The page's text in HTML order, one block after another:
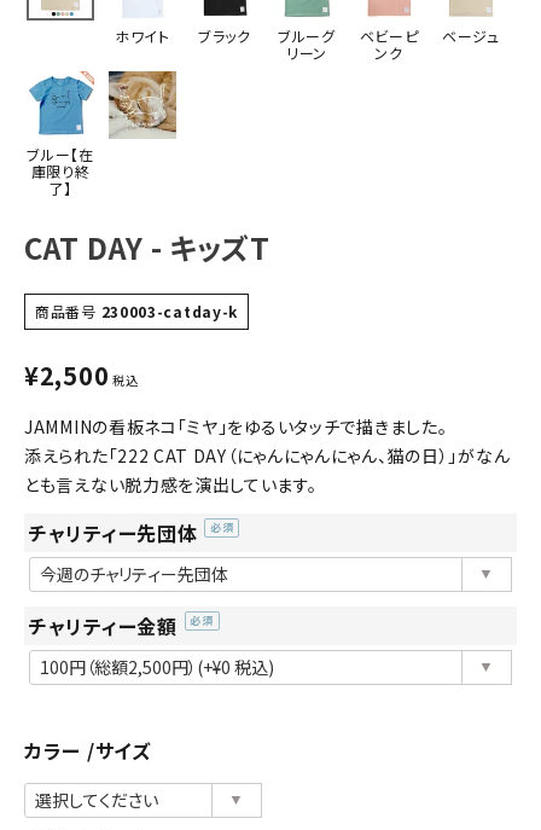
ホワイト ブラック
ブルーグ
リーン
ベビーピ
ンク
ベージュ
ブルー【在
庫限り終
了】
CAT DAY - キッズT
商品番号 230003-catday-k
¥2,500 税込
JAMMINの看板ネコ「ミヤ」をゆるいタッチで描きました。
添えられた「222 CAT DAY（にゃんにゃんにゃん、猫の日）」がなん
とも言えない脱力感を演出しています。
チャリティー先団体
(必
須)
チャリティー金額
(必
須)
カラー サイズ